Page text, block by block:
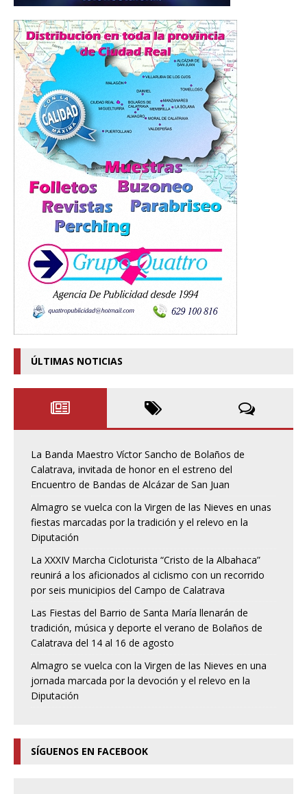
ÚLTIMAS NOTICIAS
La Banda Maestro Víctor Sancho de Bolaños de
Calatrava, invitada de honor en el estreno del
Encuentro de Bandas de Alcázar de San Juan
Almagro se vuelca con la Virgen de las Nieves en unas
fiestas marcadas por la tradición y el relevo en la
Diputación
La XXXIV Marcha Cicloturista “Cristo de la Albahaca”
reunirá a los aficionados al ciclismo con un recorrido
por seis municipios del Campo de Calatrava
Las Fiestas del Barrio de Santa María llenarán de
tradición, música y deporte el verano de Bolaños de
Calatrava del 14 al 16 de agosto
Almagro se vuelca con la Virgen de las Nieves en una
jornada marcada por la devoción y el relevo en la
Diputación
SÍGUENOS EN FACEBOOK